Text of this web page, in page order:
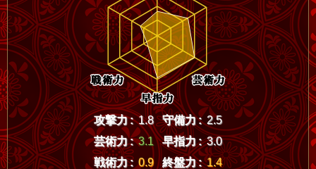
攻撃力 : 1.8 守備力 : 2.5
芸術力 : 3.1 早指力 : 3.0
戦術力 : 0.9 終盤力 : 1.4